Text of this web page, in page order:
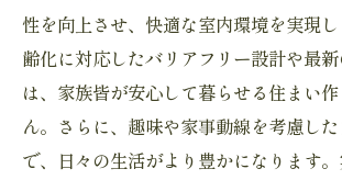
性を向上させ、快適な室内環境を実現
齢化に対応したバリアフリー設計や最
は、家族皆が安心して暮らせる住まい
ん。さらに、趣味や家事動線を考慮し
で、日々の生活がより豊かになります